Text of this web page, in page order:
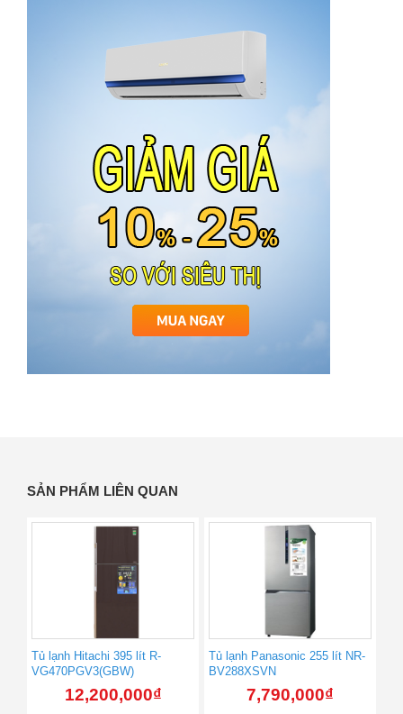
SẢN PHẨM LIÊN QUAN
Tủ lạnh Hitachi 395 lít R-
VG470PGV3(GBW)
12,200,000₫
Tủ lạnh Panasonic 255 lít NR-
BV288XSVN
7,790,000₫